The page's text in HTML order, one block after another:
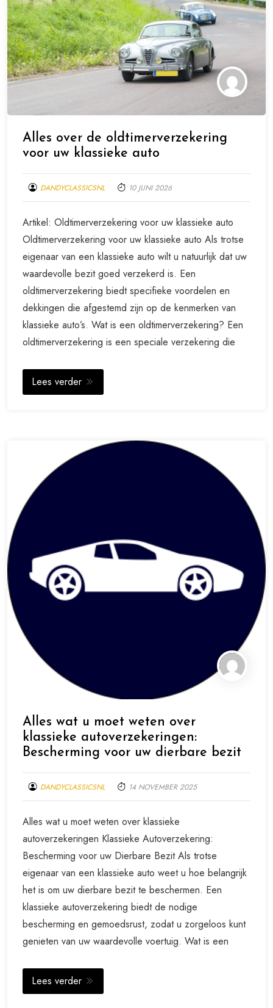
Alles over de oldtimerverzekering
voor uw klassieke auto
DANDYCLASSICSNL 10 JUNI 2026
Artikel: Oldtimerverzekering voor uw klassieke auto
Oldtimerverzekering voor uw klassieke auto Als trotse
eigenaar van een klassieke auto wilt u natuurlijk dat uw
waardevolle bezit goed verzekerd is. Een
oldtimerverzekering biedt specifieke voordelen en
dekkingen die afgestemd zijn op de kenmerken van
klassieke auto’s. Wat is een oldtimerverzekering? Een
oldtimerverzekering is een speciale verzekering die
Lees verder
Alles wat u moet weten over
klassieke autoverzekeringen:
Bescherming voor uw dierbare bezit
DANDYCLASSICSNL 14 NOVEMBER 2025
Alles wat u moet weten over klassieke
autoverzekeringen Klassieke Autoverzekering:
Bescherming voor uw Dierbare Bezit Als trotse
eigenaar van een klassieke auto weet u hoe belangrijk
het is om uw dierbare bezit te beschermen. Een
klassieke autoverzekering biedt de nodige
bescherming en gemoedsrust, zodat u zorgeloos kunt
genieten van uw waardevolle voertuig. Wat is een
Lees verder